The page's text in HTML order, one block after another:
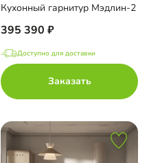
Кухонный гарнитур Мэдлин-2
395 390
Доступно для доставки
Заказать